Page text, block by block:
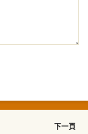
下一頁